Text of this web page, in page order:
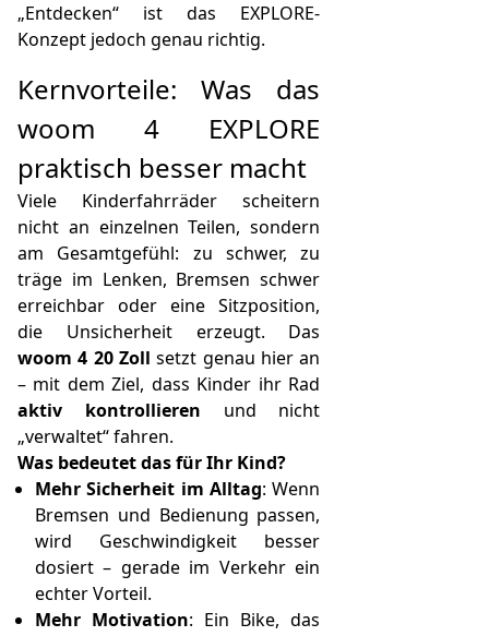
„Entdecken“ ist das EXPLORE-
Konzept jedoch genau richtig.
Kernvorteile: Was das
woom 4 EXPLORE
praktisch besser macht
Viele Kinderfahrräder scheitern
nicht an einzelnen Teilen, sondern
am Gesamtgefühl: zu schwer, zu
träge im Lenken, Bremsen schwer
erreichbar oder eine Sitzposition,
die Unsicherheit erzeugt. Das
woom 4 20 Zoll setzt genau hier an
– mit dem Ziel, dass Kinder ihr Rad
aktiv kontrollieren und nicht
„verwaltet“ fahren.
Was bedeutet das für Ihr Kind?
Mehr Sicherheit im Alltag: Wenn
Bremsen und Bedienung passen,
wird Geschwindigkeit besser
dosiert – gerade im Verkehr ein
echter Vorteil.
Mehr Motivation: Ein Bike, das